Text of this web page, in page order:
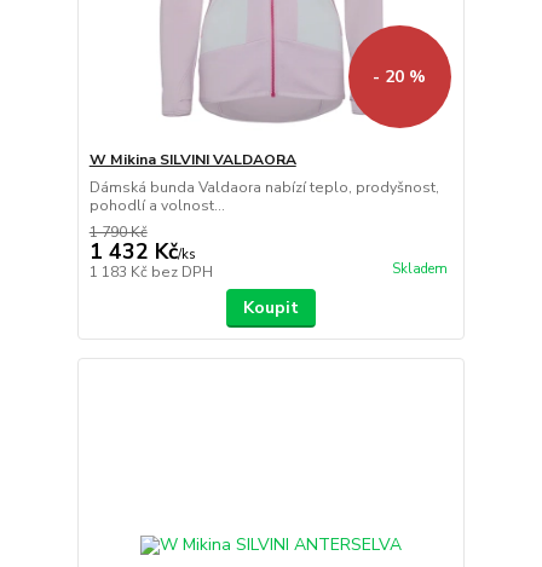
- 20 %
W Mikina SILVINI VALDAORA
Dámská bunda Valdaora nabízí teplo, prodyšnost,
pohodlí a volnost...
1 790 Kč
1 432 Kč/ks
1 183 Kč bez DPH Skladem
Koupit